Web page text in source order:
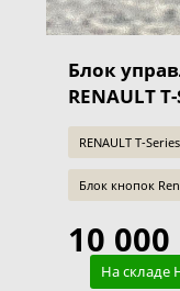
Блок
RENAULT
RENAULT T-Series
Блок кнопок
10 000
На складе